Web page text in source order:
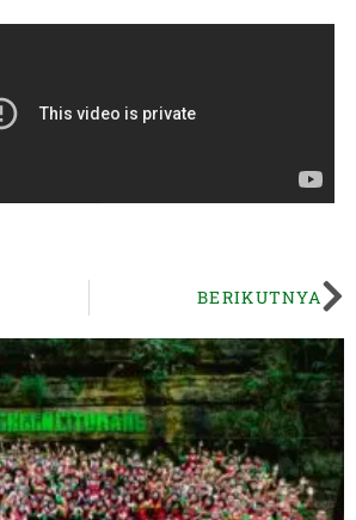
BERIKUTNYA